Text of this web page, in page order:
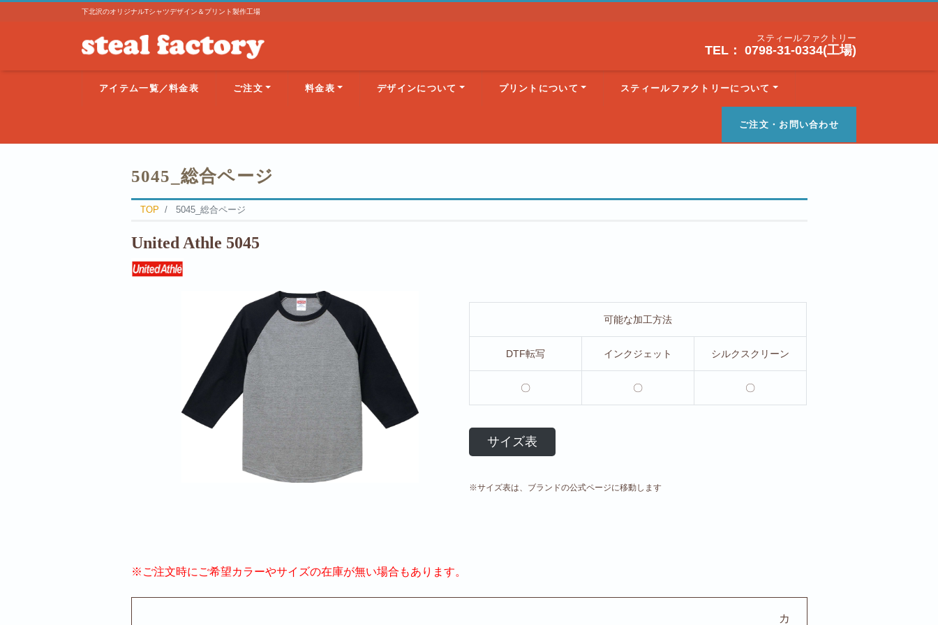
下北沢のオリジナルTシャツデザイン＆プリント製作工場
スティールファクトリー
TEL： 0798-31-0334(工場)
アイテム一覧／料金表 ご注文 料金表 デザインについて プリントについて スティールファクトリーについて
ご注文・お問い合わせ
5045_総合ページ
TOP 5045_総合ページ
United Athle 5045
可能な加工方法
DTF転写 インクジェット シルクスクリーン
〇 〇 〇
サイズ表
※サイズ表は、ブランドの公式ページに移動します
※ご注文時にご希望カラーやサイズの在庫が無い場合もあります。
カ